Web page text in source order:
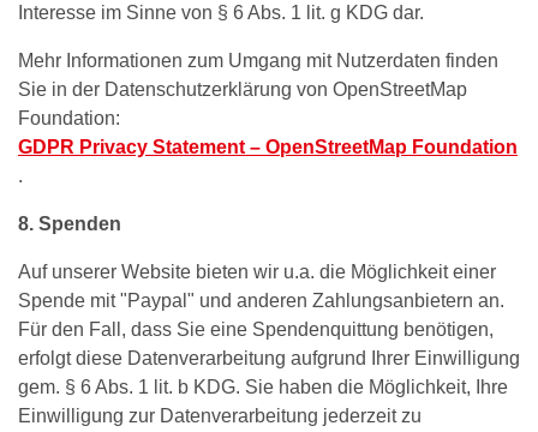
Interesse im Sinne von § 6 Abs. 1 lit. g KDG dar.
Mehr Informationen zum Umgang mit Nutzerdaten finden
Sie in der Datenschutzerklärung von OpenStreetMap
Foundation:
GDPR Privacy Statement – OpenStreetMap Foundation
.
8. Spenden
Auf unserer Website bieten wir u.a. die Möglichkeit einer
Spende mit "Paypal" und anderen Zahlungsanbietern an.
Für den Fall, dass Sie eine Spendenquittung benötigen,
erfolgt diese Datenverarbeitung aufgrund Ihrer Einwilligung
gem. § 6 Abs. 1 lit. b KDG. Sie haben die Möglichkeit, Ihre
Einwilligung zur Datenverarbeitung jederzeit zu